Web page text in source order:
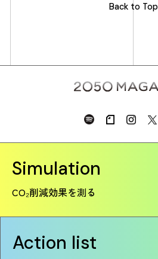
Back to Top
Simulation
CO₂削減効果を測る
Action list